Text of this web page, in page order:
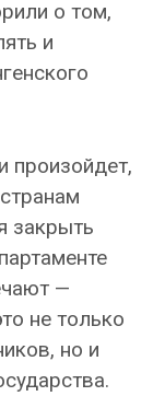
о том,
и
произойдет,
закрыть
—
не только
но и